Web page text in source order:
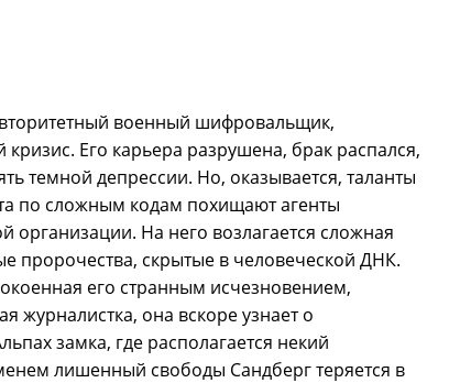
военный шифровальщик,
Его карьера разрушена, брак распался,
темной депрессии. Но, оказывается, таланты
по сложным кодам похищают агенты
организации. На него возлагается сложная
пророчества, скрытые в человеческой ДНК.
его странным исчезновением,
журналистка, она вскоре узнает о
замка, где располагается некий
лишенный свободы Сандберг теряется в